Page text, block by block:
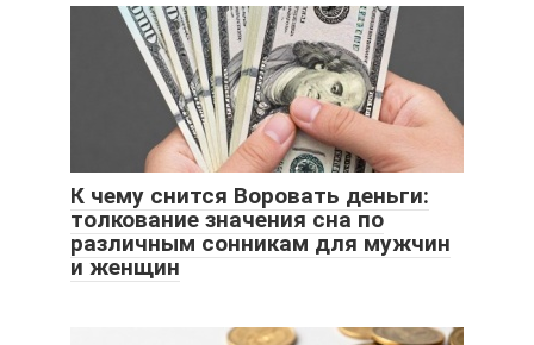
К чему снится Воровать деньги:
толкование значения сна по
различным сонникам для мужчин
и женщин